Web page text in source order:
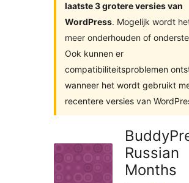
laatste 3 grotere versies van
WordPress. Mogelijk wordt
meer onderhouden of
Ook kunnen er
compatibiliteitsproblemen
wanneer het wordt gebruikt
recentere versies van
Russian
Months